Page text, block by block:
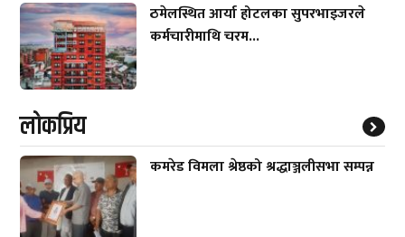
ठमेलस्थित आर्या होटलका सुपरभाइजरले
कर्मचारीमाथि चरम...
लाेकप्रिय
कमरेड विमला श्रेष्ठको श्रद्धाञ्जलीसभा सम्पन्न